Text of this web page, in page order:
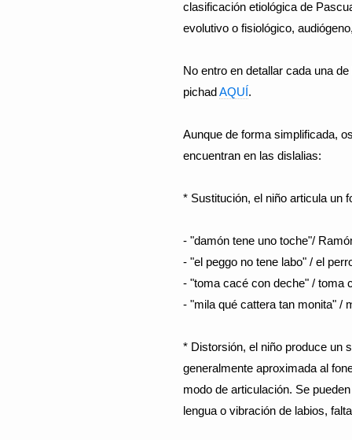
clasificación etiológica de
evolutivo o fisiológico,
No entro en detallar cada una
pichadAQUÍ.
Aunque de forma simplificada,
encuentran en las dislalias:
* Sustitución, el niño articula un
- "damón tene uno toche"/
- "el peggo no tene labo" / el
- "toma cacé con deche" / toma
- "mila qué cattera tan monita" /
* Distorsión, el niño produce un
generalmente aproximada al
modo de articulación. Se
lengua o vibración de labios,